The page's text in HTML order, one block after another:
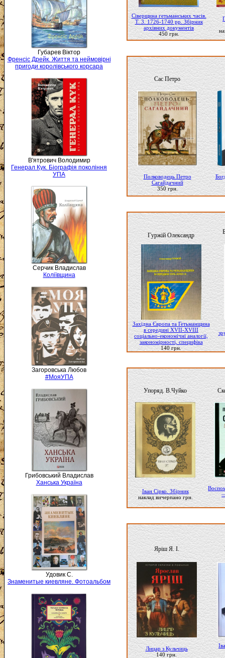
Губарев Віктор
Френсіс Дрейк. Життя та неймовірні
пригоди королівського корсара
В'ятрович Володимир
Генерал Кук. Біографія покоління
УПА
Серчик Владислав
Коліївщина
Загоровська Любов
#МояУПА
Грибовський Владислав
Ханська Україна
Удовик С.
Знаменитые киевляне. Фотоальбом
Сіверщина гетьманських часів.
Т. 3. 1726-1740 рр. Збірник
архівних документів
450 грн.
Сас Петро
Полководець Петро
Сагайдачний
350 грн.
Гуржій Олександр
Західна Європа та Гетьманщина
в середині XVII-XVIII
соціально-економічні аналогії,
закономірності, специфіка
140 грн.
Упоряд. В.Чуйко
Іван Сірко. Збірник
наклад вичерпано грн.
Яріш Я. І.
Лицар з Кульчиць
140 грн.